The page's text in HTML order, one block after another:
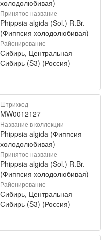
холодолюбивая)
Принятое название
Phippsia algida (Sol.) R.Br.
(Фиппсия холодолюбивая)
Районирование
Сибирь, Центральная
Сибирь (S3) (Россия)
Штрихкод
MW0012127
Название в коллекции
Phippsia algida (Фиппсия
холодолюбивая)
Принятое название
Phippsia algida (Sol.) R.Br.
(Фиппсия холодолюбивая)
Районирование
Сибирь, Центральная
Сибирь (S3) (Россия)